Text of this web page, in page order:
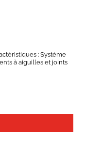
: Système
à aiguilles et joints